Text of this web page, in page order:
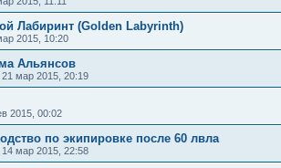
Лабиринт (Golden Labyrinth)
2015, 10:20
Альянсов
21 мар 2015, 20:19
2015, 00:02
по экипировке после 60 лвла
14 мар 2015, 22:58